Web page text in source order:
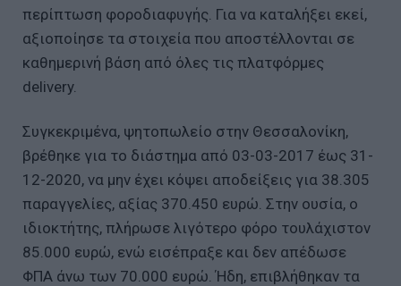
περίπτωση φοροδιαφυγής. Για να καταλήξει εκεί,
αξιοποίησε τα στοιχεία που αποστέλλονται σε
καθημερινή βάση από όλες τις πλατφόρμες
delivery.
Συγκεκριμένα, ψητοπωλείο στην Θεσσαλονίκη,
βρέθηκε για το διάστημα από 03-03-2017 έως 31-
12-2020, να μην έχει κόψει αποδείξεις για 38.305
παραγγελίες, αξίας 370.450 ευρώ. Στην ουσία, ο
ιδιοκτήτης, πλήρωσε λιγότερο φόρο τουλάχιστον
85.000 ευρώ, ενώ εισέπραξε και δεν απέδωσε
ΦΠΑ άνω των 70.000 ευρώ. Ήδη, επιβλήθηκαν τα